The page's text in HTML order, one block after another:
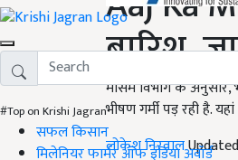
#Top on Krishi Jagran
सफल किसान
मिलेनियर फार्मर ऑफ इंडिया अवॉर्ड
बारिश,
मौसम विभाग के अनुसार,
भीषण गर्मी पड़ रही है.
लोकेश निरवाल